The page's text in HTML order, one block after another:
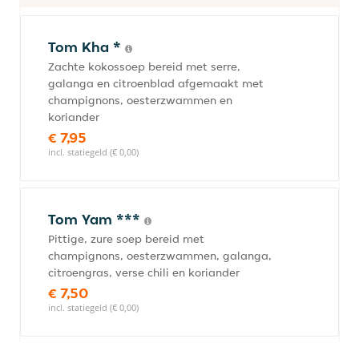
Tom Kha *
Zachte kokossoep bereid met serre,
galanga en citroenblad afgemaakt met
champignons, oesterzwammen en
koriander
€ 7,95
incl. statiegeld (€ 0,00)
Tom Yam ***
Pittige, zure soep bereid met
champignons, oesterzwammen, galanga,
citroengras, verse chili en koriander
€ 7,50
incl. statiegeld (€ 0,00)